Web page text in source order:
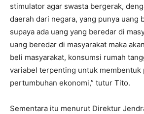
stimulator agar swasta bergerak,
daerah dari negara, yang punya uang
supaya ada uang yang beredar di
uang beredar di masyarakat maka
beli masyarakat, konsumsi rumah
variabel terpenting untuk membentuk
pertumbuhan ekonomi,” tutur Tito.
Sementara itu menurut Direktur